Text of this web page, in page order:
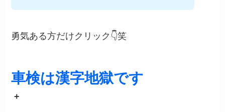
勇気ある方だけクリック👇笑
車検は漢字地獄です
+